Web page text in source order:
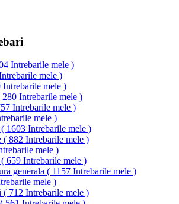
Intrebarile mele )
mele )
Intrebarile mele )
280 Intrebarile mele )
Intrebarile mele )
mele )
( 1603 Intrebarile mele )
( 882 Intrebarile mele )
mele )
( 659 Intrebarile mele )
generala ( 1157 Intrebarile mele )
mele )
( 712 Intrebarile mele )